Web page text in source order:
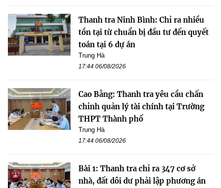
Thanh tra Ninh Bình: Chỉ ra nhiều
tồn tại từ chuẩn bị đầu tư đến quyết
toán tại 6 dự án
Trung Hà
17:44 06/08/2026
Cao Bằng: Thanh tra yêu cầu chấn
chỉnh quản lý tài chính tại Trường
THPT Thành phố
Trung Hà
17:44 06/08/2026
Bài 1: Thanh tra chỉ ra 347 cơ sở
nhà, đất dôi dư phải lập phương án